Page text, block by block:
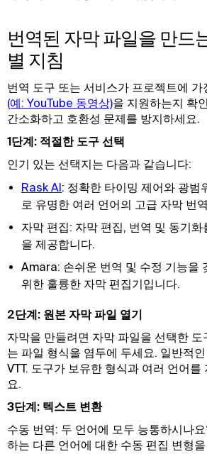
번역된 자막 파일을 만드
별 지침
번역 도구 또는 서비스가 프로젝트에 가
(예: YouTube 동영상)을 지원하는지 확
간소화하고 호환성 문제를 방지하세요.
1단계: 적절한 도구 선택
인기 있는 선택지는 다음과 같습니다:
Rask AI: 정확한 타이밍 제어와 광범
로 유명한 여러 언어의 고급 자막 번
자막 편집: 자막 편집, 번역 및 동기
을 제공합니다.
Amara: 손쉬운 번역 및 수정 기능을
위한 훌륭한 자막 편집기입니다.
2단계: 원본 자막 파일 열기
자막을 만들려면 자막 파일을 선택한 도
는 파일 형식을 염두에 두세요. 일반적인
VTT. 도구가 보유한 형식과 여러 언어를
요.
3단계: 텍스트 변환
수동 번역: 두 언어에 모두 능통하시나
하는 다른 언어에 대한 수동 편집 변형